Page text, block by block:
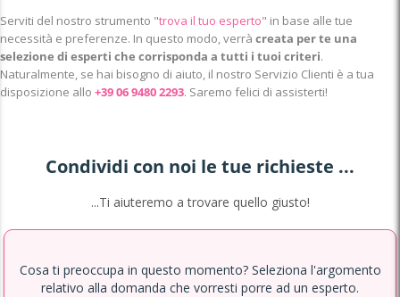
Serviti del nostro strumento "trova il tuo esperto" in base alle tue
necessità e preferenze. In questo modo, verrà creata per te una
selezione di esperti che corrisponda a tutti i tuoi criteri.
Naturalmente, se hai bisogno di aiuto, il nostro Servizio Clienti è a tua
disposizione allo +39 06 9480 2293. Saremo felici di assisterti!
Condividi con noi le tue richieste ...
...Ti aiuteremo a trovare quello giusto!
Cosa ti preoccupa in questo momento? Seleziona l'argomento
relativo alla domanda che vorresti porre ad un esperto.